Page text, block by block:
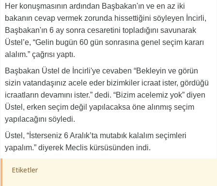
Her konuşmasının ardından Başbakan'ın ve en az iki
bakanın cevap vermek zorunda hissettiğini söyleyen İncirli,
Başbakan'ın 6 ay sonra cesaretini topladığını savunarak
Üstel’e, “Gelin bugün 60 gün sonrasına genel seçim kararı
alalım.” çağrısı yaptı.
Başbakan Üstel de İncirli'ye cevaben “Bekleyin ve görün
sizin vatandaşınız acele eder bizimkiler icraat ister, gördüğü
icraatların devamını ister.” dedi. “Bizim acelemiz yok” diyen
Üstel, erken seçim değil yapılacaksa öne alınmış seçim
yapılacağını söyledi.
Üstel, “İsterseniz 6 Aralık’ta mutabık kalalım seçimleri
yapalım.” diyerek Meclis kürsüsünden indi.
Etiketler